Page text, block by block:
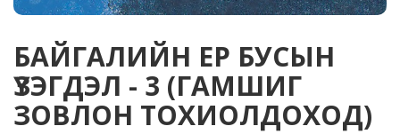
БАЙГАЛИЙН ЕР БУСЫН
ҮЗЭГДЭЛ - 3 (ГАМШИГ
ЗОВЛОН ТОХИОЛДОХОД)